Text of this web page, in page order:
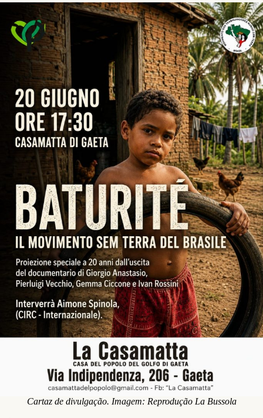
Cartaz de divulgação. Imagem: Reprodução La Bussola